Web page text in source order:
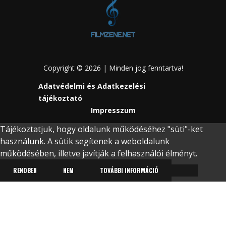
Copyright © 2026 | Minden jog fenntartva!
Adatvédelmi és Adatkezelési
tájékoztató
Impresszum
Tájékoztatjuk, hogy oldalunk működéséhez "süti"-ket
használunk. A sütik segítenek a weboldalunk
működésében, illetve javítják a felhasználói élményt.
RENDBEN NEM TOVÁBBI INFORMÁCIÓ